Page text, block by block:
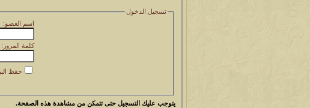
تسجيل الدخول
اسم العضو:
كلمة المرور:
حفظ
يتوجب عليك التسجيل حتى تتمكن من مشاهدة هذه الصفحة.